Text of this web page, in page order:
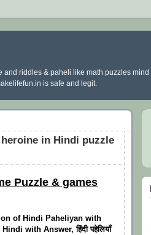
and riddles & paheli like math puzzles
is safe and legit.
in Hindi puzzle
Puzzle & games
of Hindi Paheliyan with
with Answer, हिंदी पहेलियाँ